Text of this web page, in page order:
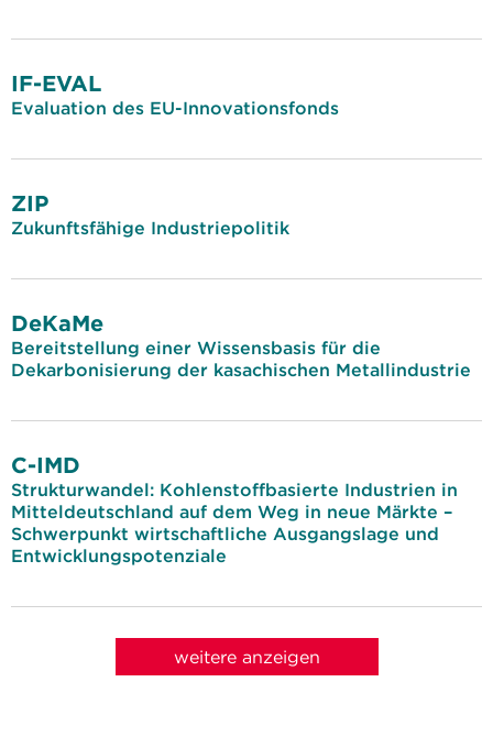
IF-EVAL
Evaluation des EU-Innovationsfonds
ZIP
Zukunftsfähige Industriepolitik
DeKaMe
Bereitstellung einer Wissensbasis für die
Dekarbonisierung der kasachischen Metallindustrie
C-IMD
Strukturwandel: Kohlenstoffbasierte Industrien in
Mitteldeutschland auf dem Weg in neue Märkte –
Schwerpunkt wirtschaftliche Ausgangslage und
Entwicklungspotenziale
weitere anzeigen